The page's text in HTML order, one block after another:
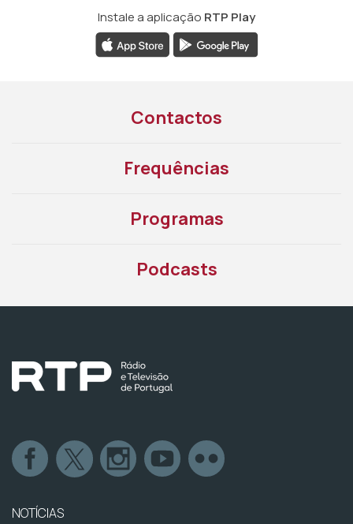
Instale a aplicação RTP Play
Contactos
Frequências
Programas
Podcasts
NOTÍCIAS